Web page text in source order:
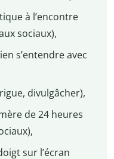
à l’encontre
sociaux),
s’entendre avec
divulgâcher),
de 24 heures
sur l’écran